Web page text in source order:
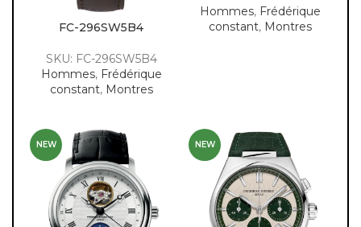
FC-296SW5B4
SKU: FC-296SW5B4
Hommes, Frédérique
constant, Montres
Hommes, Frédérique
constant, Montres
NEW NEW